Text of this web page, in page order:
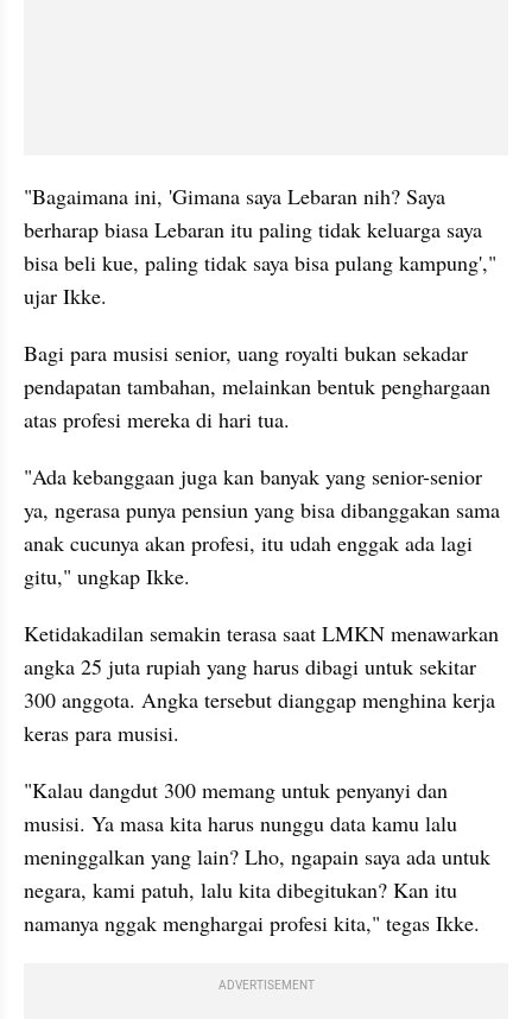
"Bagaimana ini, 'Gimana saya Lebaran nih? Saya
berharap biasa Lebaran itu paling tidak keluarga saya
bisa beli kue, paling tidak saya bisa pulang kampung',"
ujar Ikke.
Bagi para musisi senior, uang royalti bukan sekadar
pendapatan tambahan, melainkan bentuk penghargaan
atas profesi mereka di hari tua.
"Ada kebanggaan juga kan banyak yang senior-senior
ya, ngerasa punya pensiun yang bisa dibanggakan sama
anak cucunya akan profesi, itu udah enggak ada lagi
gitu," ungkap Ikke.
Ketidakadilan semakin terasa saat LMKN menawarkan
angka 25 juta rupiah yang harus dibagi untuk sekitar
300 anggota. Angka tersebut dianggap menghina kerja
keras para musisi.
"Kalau dangdut 300 memang untuk penyanyi dan
musisi. Ya masa kita harus nunggu data kamu lalu
meninggalkan yang lain? Lho, ngapain saya ada untuk
negara, kami patuh, lalu kita dibegitukan? Kan itu
namanya nggak menghargai profesi kita," tegas Ikke.
ADVERTISEMENT